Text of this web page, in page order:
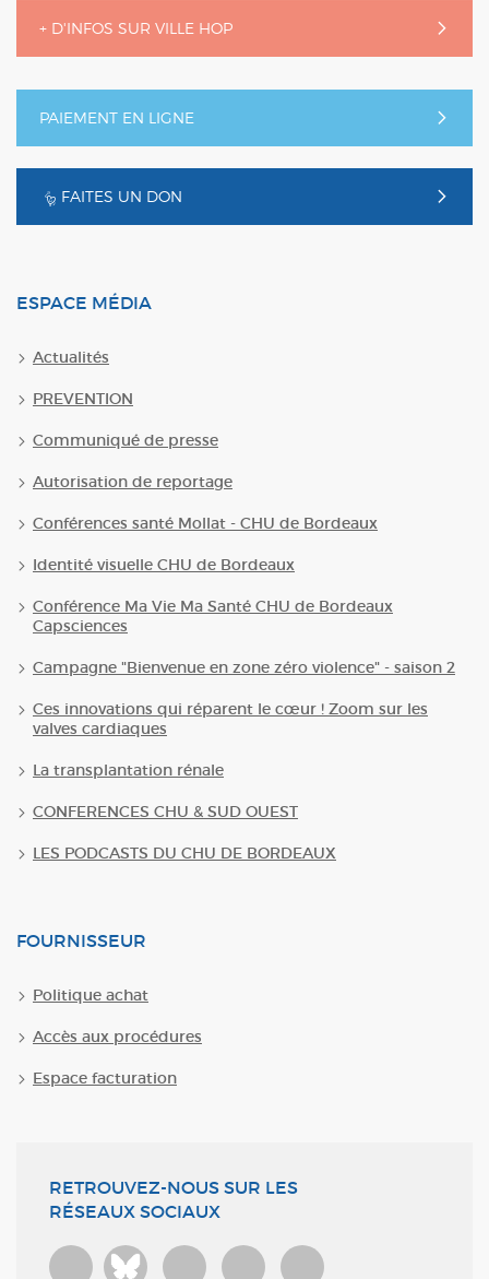
+ D'INFOS SUR VILLE HOP
PAIEMENT EN LIGNE
FAITES UN DON
ESPACE MÉDIA
Actualités
PREVENTION
Communiqué de presse
Autorisation de reportage
Conférences santé Mollat - CHU de Bordeaux
Identité visuelle CHU de Bordeaux
Conférence Ma Vie Ma Santé CHU de Bordeaux
Capsciences
Campagne "Bienvenue en zone zéro violence" - saison 2
Ces innovations qui réparent le cœur ! Zoom sur les
valves cardiaques
La transplantation rénale
CONFERENCES CHU & SUD OUEST
LES PODCASTS DU CHU DE BORDEAUX
FOURNISSEUR
Politique achat
Accès aux procédures
Espace facturation
RETROUVEZ-NOUS SUR LES
RÉSEAUX SOCIAUX
Bluesky